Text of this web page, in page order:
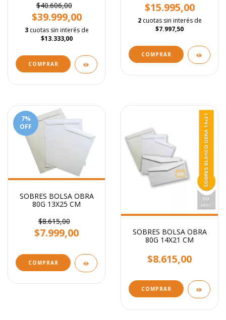
$40.606,00
$39.999,00
3 cuotas sin interés de
$13.333,00
COMPRAR
$15.995,00
2 cuotas sin interés de
$7.997,50
COMPRAR
7%
OFF
SOBRES BOLSA OBRA
80G 13X25 CM
$8.615,00
$7.999,00
COMPRAR
SOBRES BOLSA OBRA
80G 14X21 CM
$8.615,00
COMPRAR